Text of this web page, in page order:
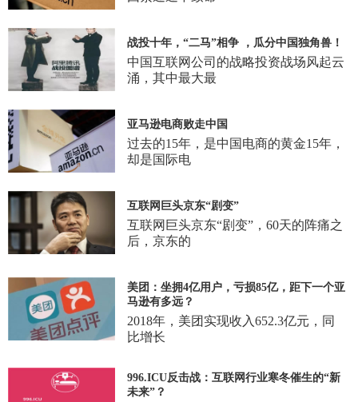
战投十年，“二马”相争 ，瓜分中国独角兽！
中国互联网公司的战略投资战场风起云
涌，其中最大最
亚马逊电商败走中国
过去的15年，是中国电商的黄金15年，
却是国际电
互联网巨头京东“剧变”
互联网巨头京东“剧变”，60天的阵痛之
后，京东的
美团：坐拥4亿用户，亏损85亿，距下一个亚
马逊有多远？
2018年，美团实现收入652.3亿元，同
比增长
996.ICU反击战：互联网行业寒冬催生的“新
未来”？